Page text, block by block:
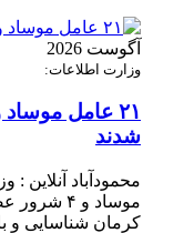
آگوست 2026
وزارت اطلاعات:
شدند
موساد و
کرمان شناسایی و